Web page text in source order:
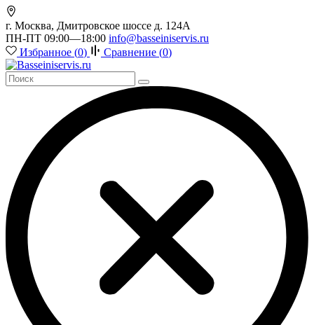
г. Москва, Дмитровское шоссе д. 124А
ПН-ПТ 09:00—18:00 info@basseiniservis.ru
Избранное (0) Сравнение (0)